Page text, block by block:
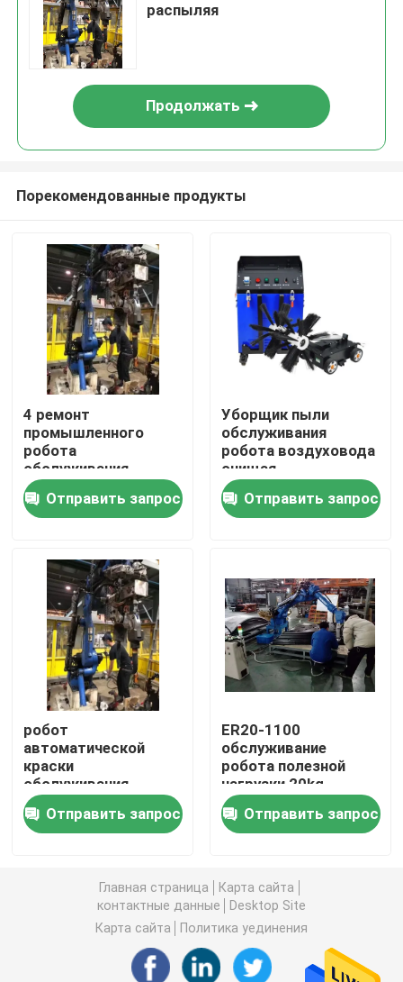
Дом
Продукты
Видео
О нас
Путешествие фабрики
Проверка качества
Свяжитесь мы
Спросите цитату
распыляя
Продолжать
Порекомендованные продукты
4 ремонт
промышленного
робота
обслуживания
робота оси 3150mm
регулируя
Отправить запрос
Уборщик пыли
обслуживания
робота воздуховода
очищая
экономический
Отправить запрос
робот
автоматической
краски
обслуживания
робота 6kg
распыляя
Отправить запрос
ER20-1100
обслуживание
робота полезной
нагрузки 20kg
используемое для
регуляции
Отправить запрос
Главная страница
Карта сайта
контактные данные
Desktop Site
Карта сайта
Политика уединения